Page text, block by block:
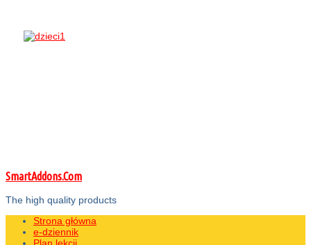
SmartAddons.Com
The high quality products
Strona główna
e-dziennik
Plan lekcji